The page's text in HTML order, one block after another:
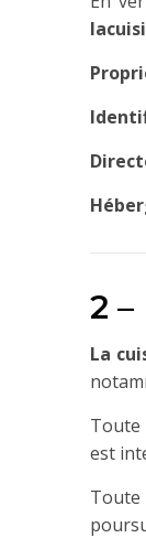
2
La
Toute
est